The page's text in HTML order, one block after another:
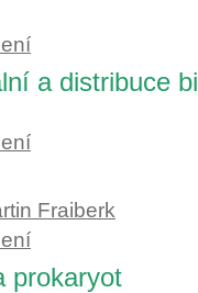
a distribuce
Fraiberk
prokaryot